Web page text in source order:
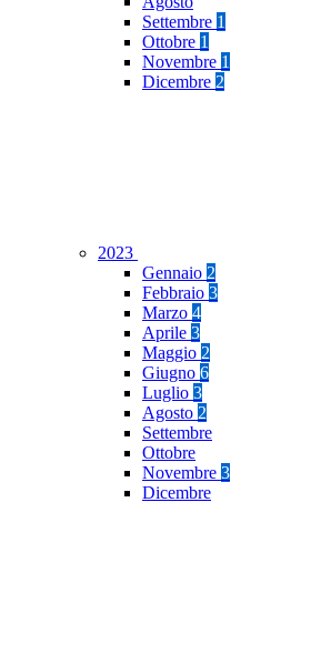
Settembre 1
Ottobre 1
Novembre 1
Dicembre 2
2023
Gennaio 2
Febbraio 3
Marzo 4
Aprile 3
Maggio 2
Giugno 6
Luglio 3
Agosto 2
Settembre
Ottobre
Novembre 3
Dicembre